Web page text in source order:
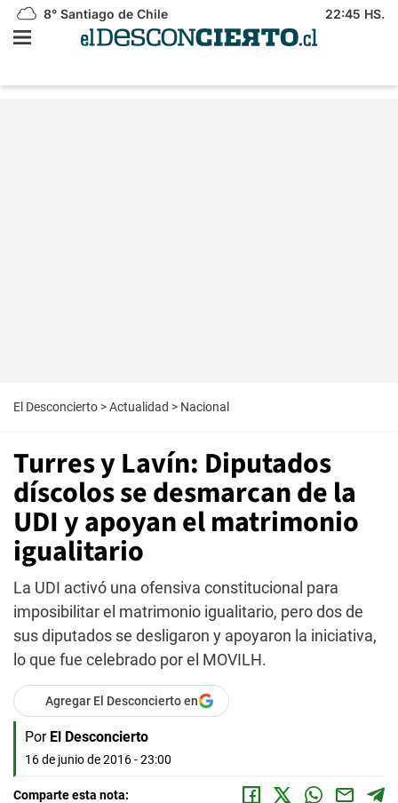
8° Santiago de Chile 22:45 HS.
El Desconcierto >Actualidad > Nacional
Turres y Lavín: Diputados
díscolos se desmarcan de la
UDI y apoyan el matrimonio
igualitario
La UDI activó una ofensiva constitucional para
imposibilitar el matrimonio igualitario, pero dos de
sus diputados se desligaron y apoyaron la iniciativa,
lo que fue celebrado por el MOVILH.
Agregar El Desconcierto en
Por El Desconcierto
16 de junio de 2016 - 23:00
Comparte esta nota: